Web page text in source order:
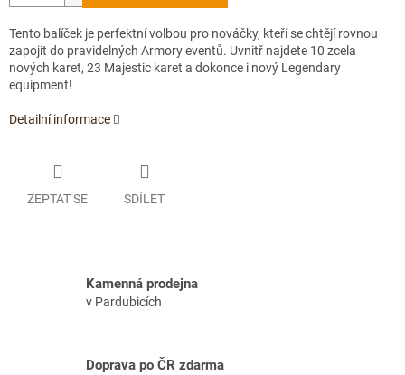
Tento balíček je perfektní volbou pro nováčky, kteří se chtějí rovnou
zapojit do pravidelných Armory eventů. Uvnitř najdete 10 zcela
nových karet, 23 Majestic karet a dokonce i nový Legendary
equipment!
Detailní informace
ZEPTAT SE SDÍLET
Kamenná prodejna
v Pardubicích
Doprava po ČR zdarma